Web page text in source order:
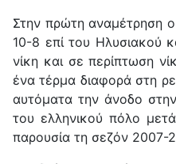
Στην πρώτη αναμέτρηση
10-8 επί του Ηλυσιακού
νίκη και σε περίπτωση
ένα τέρμα διαφορά στη
αυτόματα την άνοδο
του ελληνικού πόλο
παρουσία τη σεζόν 2007-